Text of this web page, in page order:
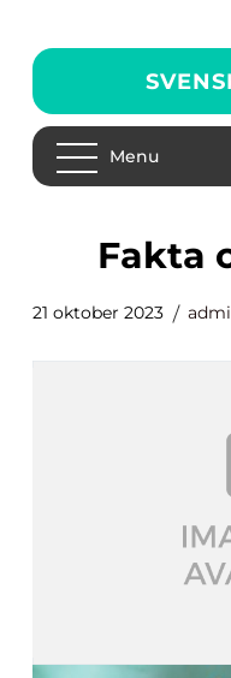
Menu
fakta
21 oktober 2023